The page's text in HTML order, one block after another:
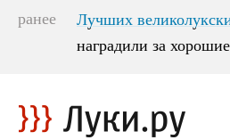
ранее
Лучших
наградили за
Лучших
наградили за